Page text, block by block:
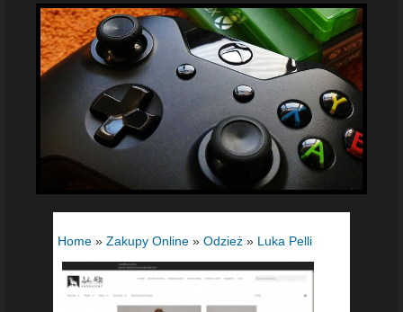
Home » Zakupy Online » Odzież » Luka Pelli